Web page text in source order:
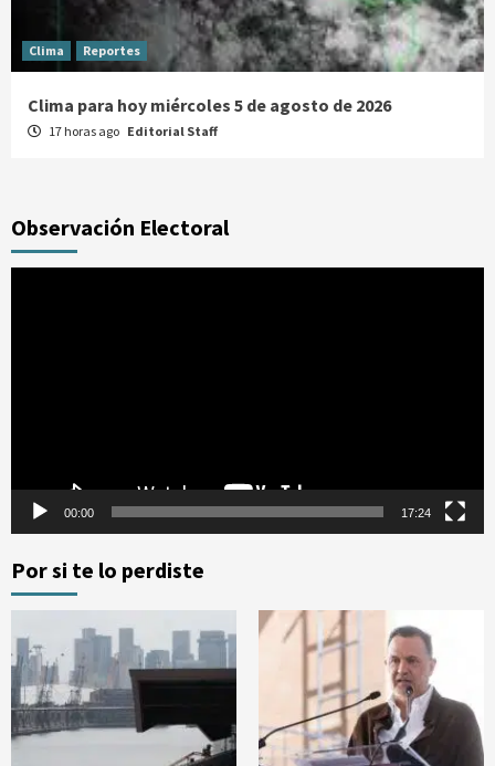
Clima Reportes
Clima para hoy miércoles 5 de agosto de 2026
17 horas ago Editorial Staff
Observación Electoral
00:00 17:24
Por si te lo perdiste